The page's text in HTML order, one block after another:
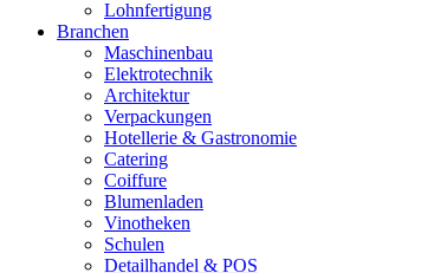
Lohnfertigung
Branchen
Maschinenbau
Elektrotechnik
Architektur
Verpackungen
Hotellerie & Gastronomie
Catering
Coiffure
Blumenladen
Vinotheken
Schulen
Detailhandel & POS